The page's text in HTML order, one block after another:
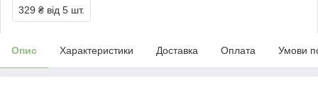
329 ₴ від 5 шт.
Опис Характеристики Доставка Оплата Умови